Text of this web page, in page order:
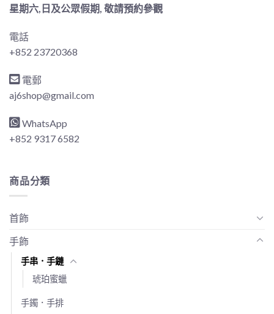
星期六,日及公眾假期, 敬請預約參觀
電話
+852 23720368
電郵
aj6shop@gmail.com
WhatsApp
+852 9317 6582
商品分類
首飾
手飾
手串．手鏈
琥珀蜜蠟
手鐲．手排